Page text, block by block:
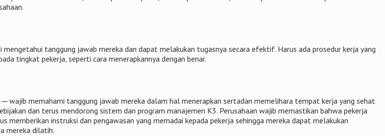
tanggung jawab mereka dan dapat melakukan tugasnya secara efektif. Harus ada prosedur kerja yang
tingkat pekerja, seperti cara menerapkannya dengan benar.
wajib memahami tanggung jawab mereka dalam hal menerapkan sertadan memelihara tempat kerja yang sehat
dan terus mendorong sistem dan program manajemen K3. Perusahaan wajib memastikan bahwa pekerja
instruksi dan pengawasan yang memadai kepada pekerja sehingga mereka dapat melakukan
mereka dilatih.